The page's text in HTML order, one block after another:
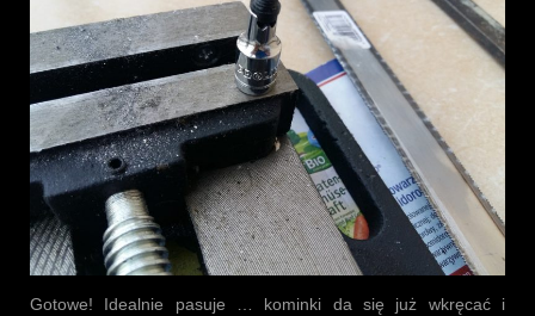
Gotowe! Idealnie pasuje … kominki da się już wkręcać i